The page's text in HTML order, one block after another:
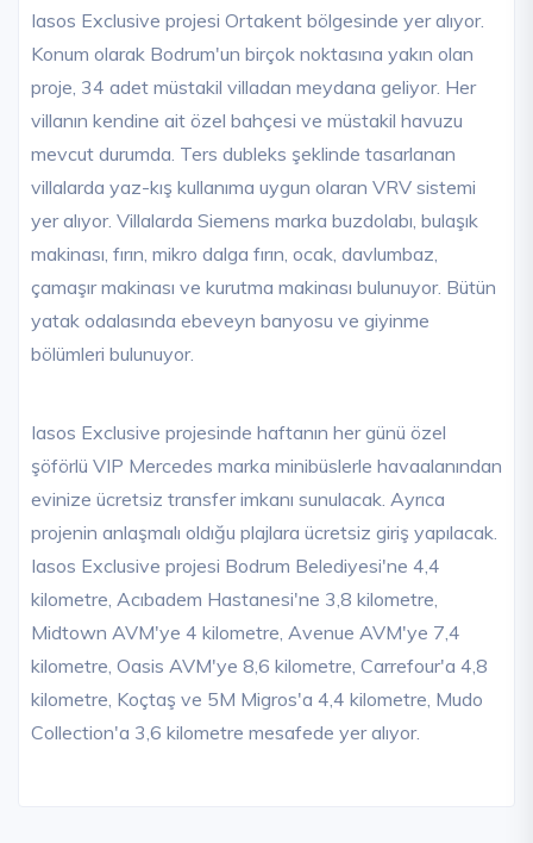
Iasos Exclusive projesi Ortakent bölgesinde yer alıyor.
Konum olarak Bodrum'un birçok noktasına yakın olan
proje, 34 adet müstakil villadan meydana geliyor. Her
villanın kendine ait özel bahçesi ve müstakil havuzu
mevcut durumda. Ters dubleks şeklinde tasarlanan
villalarda yaz-kış kullanıma uygun olaran VRV sistemi
yer alıyor. Villalarda Siemens marka buzdolabı, bulaşık
makinası, fırın, mikro dalga fırın, ocak, davlumbaz,
çamaşır makinası ve kurutma makinası bulunuyor. Bütün
yatak odalasında ebeveyn banyosu ve giyinme
bölümleri bulunuyor.
Iasos Exclusive projesinde haftanın her günü özel
şöförlü VIP Mercedes marka minibüslerle havaalanından
evinize ücretsiz transfer imkanı sunulacak. Ayrıca
projenin anlaşmalı oldığu plajlara ücretsiz giriş yapılacak.
Iasos Exclusive projesi Bodrum Belediyesi'ne 4,4
kilometre, Acıbadem Hastanesi'ne 3,8 kilometre,
Midtown AVM'ye 4 kilometre, Avenue AVM'ye 7,4
kilometre, Oasis AVM'ye 8,6 kilometre, Carrefour'a 4,8
kilometre, Koçtaş ve 5M Migros'a 4,4 kilometre, Mudo
Collection'a 3,6 kilometre mesafede yer alıyor.